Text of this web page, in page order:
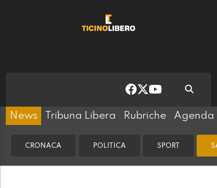
News Tribuna Libera Rubriche Agenda
CRONACA POLITICA SPORT